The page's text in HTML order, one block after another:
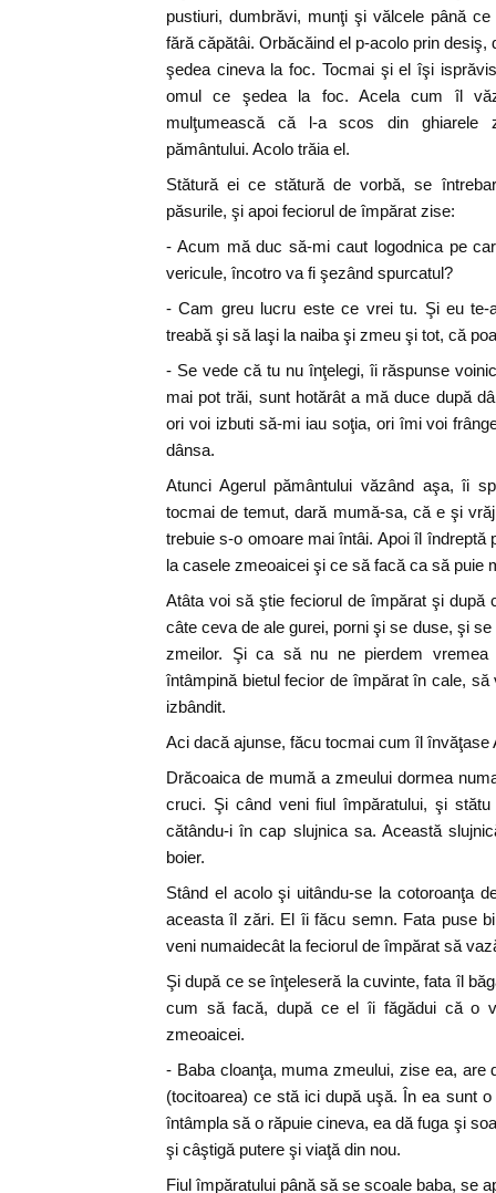
pustiuri, dumbrăvi, munţi şi vălcele până
fără căpătâi. Orbăcăind el p-acolo prin desiş,
şedea cineva la foc. Tocmai şi el îşi
omul ce şedea la foc. Acela cum îl
mulţumească că l-a scos din ghiarele
pământului. Acolo trăia el.
Stătură ei ce stătură de vorbă, se
păsurile, şi apoi feciorul de împărat zise:
- Acum mă duc să-mi caut logodnica pe
vericule, încotro va fi şezând spurcatul?
- Cam greu lucru este ce vrei tu. Şi eu te-
treabă şi să laşi la naiba şi zmeu şi tot, că
- Se vede că tu nu înţelegi, îi răspunse
mai pot trăi, sunt hotărât a mă duce după
ori voi izbuti să-mi iau soţia, ori îmi voi
dânsa.
Atunci Agerul pământului văzând aşa, îi
tocmai de temut, dară mumă-sa, că e şi
trebuie s-o omoare mai întâi. Apoi îl îndreptă
la casele zmeoaicei şi ce să facă ca să puie
Atâta voi să ştie feciorul de împărat şi după
câte ceva de ale gurei, porni şi se duse, şi
zmeilor. Şi ca să nu ne pierdem vremea
întâmpină bietul fecior de împărat în cale,
izbândit.
Aci dacă ajunse, făcu tocmai cum îl învăţase
Drăcoaica de mumă a zmeului dormea
cruci. Şi când veni fiul împăratului, şi
cătându-i în cap slujnica sa. Această
boier.
Stând el acolo şi uitându-se la cotoroanţa
aceasta îl zări. El îi făcu semn. Fata puse
veni numaidecât la feciorul de împărat să
Şi după ce se înţeleseră la cuvinte, fata îl
cum să facă, după ce el îi făgădui că o
zmeoaicei.
- Baba cloanţa, muma zmeului, zise ea, are
(tocitoarea) ce stă ici după uşă. În ea sunt
întâmpla să o răpuie cineva, ea dă fuga şi
şi câştigă putere şi viaţă din nou.
Fiul împăratului până să se scoale baba, se